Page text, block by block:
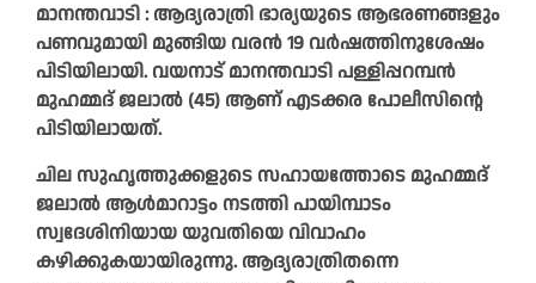
മാനന്തവാടി : ആദ്യരാത്രി ഭാര്യയുടെ ആഭരണങ്ങളും
പണവുമായി മുങ്ങിയ വരൻ 19 വർഷത്തിനുശേഷം
പിടിയിലായി. വയനാട് മാനന്തവാടി പള്ളിപ്പറമ്പൻ
മുഹമ്മദ് ജലാൽ (45) ആണ് എടക്കര പോലീസിന്റെ
പിടിയിലായത്.
ചില സുഹൃത്തുക്കളുടെ സഹായത്തോടെ മുഹമ്മദ്
ജലാൽ ആൾമാറാട്ടം നടത്തി പായിമ്പാടം
സ്വദേശിനിയായ യുവതിയെ വിവാഹം
കഴിക്കുകയായിരുന്നു. ആദ്യരാത്രിതന്നെ